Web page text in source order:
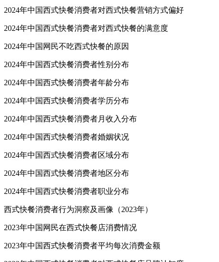
2024年中国西式快餐消费者对西式快餐营销方式偏好
2024年中国西式快餐消费者对西式快餐的满意度
2024年中国网民不吃西式快餐的原因
2024年中国西式快餐消费者性别分布
2024年中国西式快餐消费者年龄分布
2024年中国西式快餐消费者学历分布
2024年中国西式快餐消费者月收入分布
2024年中国西式快餐消费者婚姻状况
2024年中国西式快餐消费者区域分布
2024年中国西式快餐消费者地区分布
2024年中国西式快餐消费者职业分布
西式快餐消费者行为洞察及画像（2023年）
2023年中国网民在西式快餐店消费情况
2023年中国西式快餐消费者平均每次消费金额